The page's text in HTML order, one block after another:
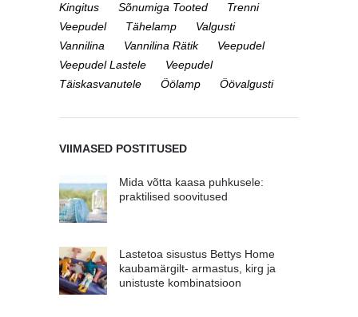
Kingitus
Sõnumiga Tooted
Trenni
Veepudel
Tähelamp
Valgusti
Vannilina
Vannilina Rätik
Veepudel
Veepudel Lastele
Veepudel
Täiskasvanutele
Öölamp Öövalgusti
VIIMASED POSTITUSED
Mida võtta kaasa puhkusele:
praktilised soovitused
Lastetoa sisustus Bettys Home
kaubamärgilt- armastus, kirg ja
unistuste kombinatsioon